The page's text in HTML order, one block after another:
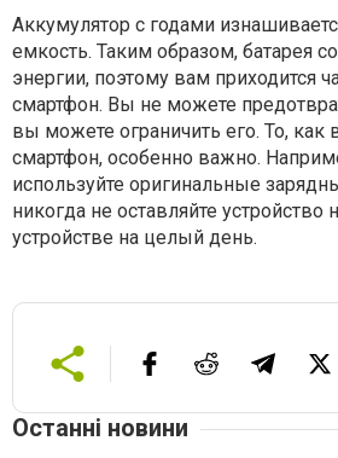
Аккумулятор с годами
емкость. Таким образом, батарея
энергии, поэтому вам приходится
смартфон. Вы не можете
вы можете ограничить его. То, как
смартфон, особенно важно.
используйте оригинальные
никогда не оставляйте устройство
устройстве на целый день.
Останні новини